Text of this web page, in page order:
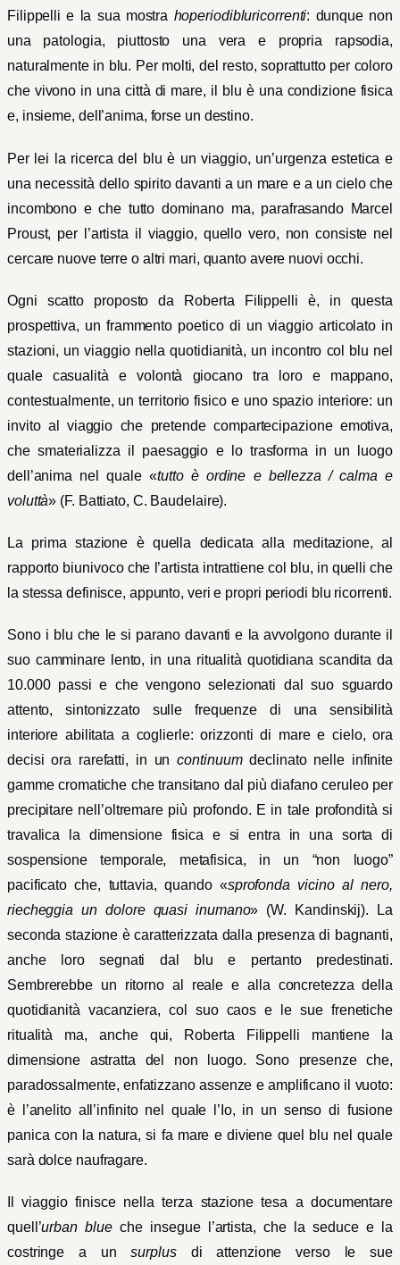
Filippelli e la sua mostra hoperiodibluricorrenti: dunque non
una patologia, piuttosto una vera e propria rapsodia,
naturalmente in blu. Per molti, del resto, soprattutto per coloro
che vivono in una città di mare, il blu è una condizione fisica
e, insieme, dell’anima, forse un destino.
Per lei la ricerca del blu è un viaggio, un’urgenza estetica e
una necessità dello spirito davanti a un mare e a un cielo che
incombono e che tutto dominano ma, parafrasando Marcel
Proust, per l’artista il viaggio, quello vero, non consiste nel
cercare nuove terre o altri mari, quanto avere nuovi occhi.
Ogni scatto proposto da Roberta Filippelli è, in questa
prospettiva, un frammento poetico di un viaggio articolato in
stazioni, un viaggio nella quotidianità, un incontro col blu nel
quale casualità e volontà giocano tra loro e mappano,
contestualmente, un territorio fisico e uno spazio interiore: un
invito al viaggio che pretende compartecipazione emotiva,
che smaterializza il paesaggio e lo trasforma in un luogo
dell’anima nel quale «tutto è ordine e bellezza / calma e
voluttà» (F. Battiato, C. Baudelaire).
La prima stazione è quella dedicata alla meditazione, al
rapporto biunivoco che l’artista intrattiene col blu, in quelli che
la stessa definisce, appunto, veri e propri periodi blu ricorrenti.
Sono i blu che le si parano davanti e la avvolgono durante il
suo camminare lento, in una ritualità quotidiana scandita da
10.000 passi e che vengono selezionati dal suo sguardo
attento, sintonizzato sulle frequenze di una sensibilità
interiore abilitata a coglierle: orizzonti di mare e cielo, ora
decisi ora rarefatti, in uncontinuumdeclinato nelle infinite
gamme cromatiche che transitano dal più diafano ceruleo per
precipitare nell’oltremare più profondo. E in tale profondità si
travalica la dimensione fisica e si entra in una sorta di
sospensione temporale, metafisica, in un “non luogo”
pacificato che, tuttavia, quando «sprofonda vicino al nero,
riecheggia un dolore quasi inumano» (W. Kandinskij). La
seconda stazione è caratterizzata dalla presenza di bagnanti,
anche loro segnati dal blu e pertanto predestinati.
Sembrerebbe un ritorno al reale e alla concretezza della
quotidianità vacanziera, col suo caos e le sue frenetiche
ritualità ma, anche qui, Roberta Filippelli mantiene la
dimensione astratta del non luogo. Sono presenze che,
paradossalmente, enfatizzano assenze e amplificano il vuoto:
è l’anelito all’infinito nel quale l’Io, in un senso di fusione
panica con la natura, si fa mare e diviene quel blu nel quale
sarà dolce naufragare.
Il viaggio finisce nella terza stazione tesa a documentare
quell’urban blueche insegue l’artista, che la seduce e la
costringe a unsurplusdi attenzione verso le sue